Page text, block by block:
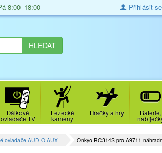
8:00–18:00 Přihlásit se
Dálkové
ovladače TV
Lezecké
kameny
Hračky a hry Baterie,
ovladače AUDIO,AUX Onkyo RC314S pro A9711